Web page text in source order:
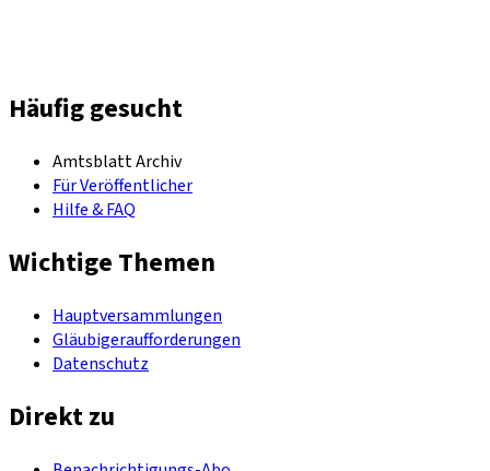
Häufig gesucht
Amtsblatt Archiv
Für Veröffentlicher
Hilfe & FAQ
Wichtige Themen
Hauptversammlungen
Gläubigeraufforderungen
Datenschutz
Direkt zu